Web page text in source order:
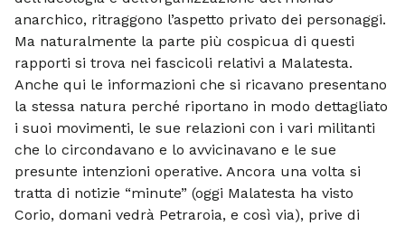
anarchico, ritraggono l’aspetto privato dei personaggi.
Ma naturalmente la parte più cospicua di questi
rapporti si trova nei fascicoli relativi a Malatesta.
Anche qui le informazioni che si ricavano presentano
la stessa natura perché riportano in modo dettagliato
i suoi movimenti, le sue relazioni con i vari militanti
che lo circondavano e lo avvicinavano e le sue
presunte intenzioni operative. Ancora una volta si
tratta di notizie “minute” (oggi Malatesta ha visto
Corio, domani vedrà Petraroia, e così via), prive di